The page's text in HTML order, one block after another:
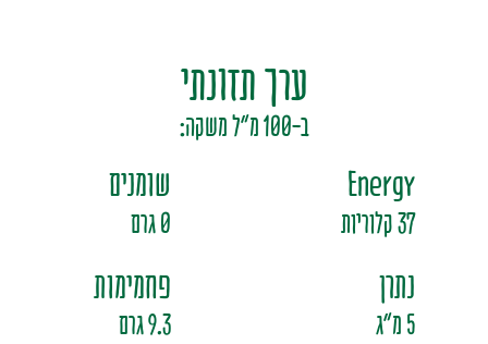
ערך תזונתי
ב-100 מ"ל משקה:
Energy
37 קלוריות
שומנים
0 גרם
נתרן
5 מ"ג
פחמימות
9.3 גרם